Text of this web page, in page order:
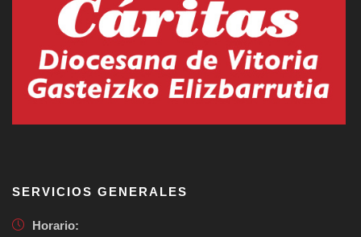
SERVICIOS GENERALES
Horario: